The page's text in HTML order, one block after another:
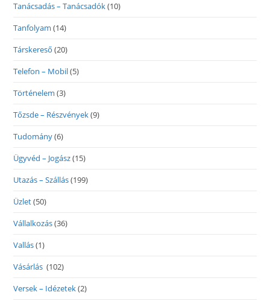
Tanácsadás – Tanácsadók(10)
Tanfolyam (14)
Társkereső (20)
Telefon – Mobil(5)
Történelem (3)
Tőzsde – Részvények(9)
Tudomány(6)
Ügyvéd – Jogász(15)
Utazás – Szállás(199)
Üzlet(50)
Vállalkozás(36)
Vallás(1)
Vásárlás (102)
Versek – Idézetek(2)